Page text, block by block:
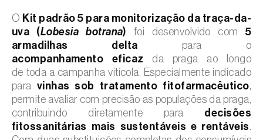
O Kit padrão 5 para monitorização da traça-da-
uva (Lobesia botrana) foi desenvolvido com5
armadilhas delta para o
acompanhamento eficaz da praga
ao longo
de toda a campanha vitícola. Especialmente indicado
para vinhas sob tratamento fitofarmacêutico,
permite avaliar com precisão as populações da praga,
contribuindo diretamente para decisões
fitossanitárias mais sustentáveis e rentáveis.